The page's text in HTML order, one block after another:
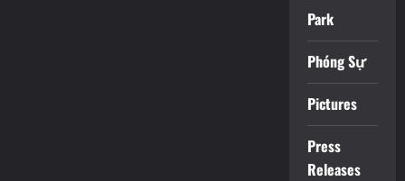
Park
Phóng Sự
Pictures
Press
Releases